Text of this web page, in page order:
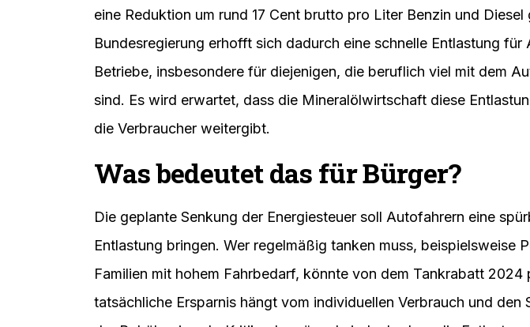
eine Reduktion um rund 17 Cent brutto pro Liter Benzin und Diesel
Bundesregierung erhofft sich dadurch eine schnelle Entlastung für
Betriebe, insbesondere für diejenigen, die beruflich viel mit dem
sind. Es wird erwartet, dass die Mineralölwirtschaft diese
die Verbraucher weitergibt.
Was bedeutet das für Bürger?
Die geplante Senkung der Energiesteuer soll Autofahrern eine
Entlastung bringen. Wer regelmäßig tanken muss, beispielsweise
Familien mit hohem Fahrbedarf, könnte von dem Tankrabatt 2024
tatsächliche Ersparnis hängt vom individuellen Verbrauch und den